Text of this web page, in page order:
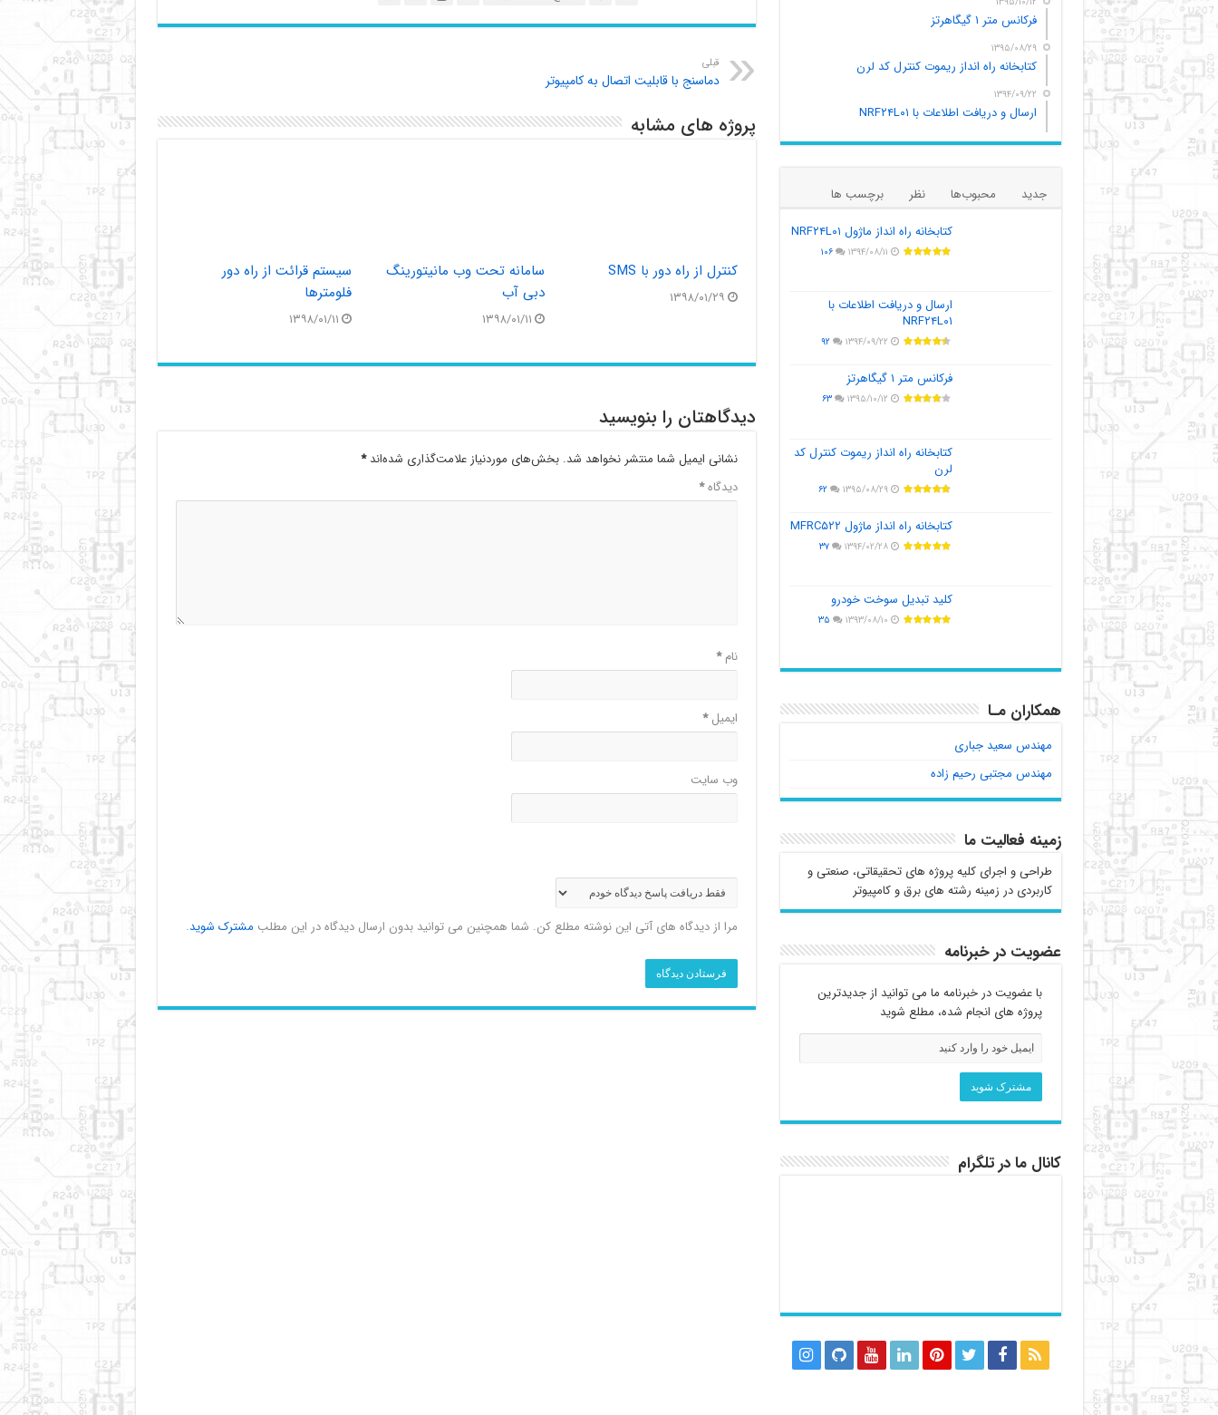
قبلی
دماسنج با قابلیت اتصال به کامپیوتر
پروژه های مشابه
کنترل از راه دور با SMS
۱۳۹۸/۰۱/۲۹
سامانه تحت وب مانیتورینگ
دبی آب
۱۳۹۸/۰۱/۱۱
سیستم قرائت از راه دور
فلومترها
۱۳۹۸/۰۱/۱۱
دیدگاهتان را بنویسید
نشانی ایمیل شما منتشر نخواهد شد. بخش‌های موردنیاز علامت‌گذاری شده‌اند*
دیدگاه*
نام*
ایمیل*
وب‌ سایت
مرا از دیدگاه های آتی این نوشته مطلع کن. شما همچنین می توانید بدون ارسال دیدگاه در این مطلب مشترک شوید.
فرکانس متر ۱ گیگاهرتز
۱۳۹۵/۰۸/۲۹
کتابخانه راه انداز ریموت کنترل کد لرن
۱۳۹۴/۰۹/۲۲
ارسال و دریافت اطلاعات با NRF۲۴L۰۱
جدید محبوب‌ها نظر
برچسب ها
کتابخانه راه انداز ماژول NRF۲۴L۰۱
۱۳۹۴/۰۸/۱۱ ۱۰۶
ارسال و دریافت اطلاعات با
NRF۲۴L۰۱
۱۳۹۴/۰۹/۲۲ ۹۲
فرکانس متر ۱ گیگاهرتز
۱۳۹۵/۱۰/۱۲ ۶۳
کتابخانه راه انداز ریموت کنترل کد
لرن
۱۳۹۵/۰۸/۲۹ ۶۲
کتابخانه راه انداز ماژول MFRC۵۲۲
۱۳۹۴/۰۲/۲۸ ۳۷
کلید تبدیل سوخت خودرو
۱۳۹۳/۰۸/۱۰ ۳۵
همکاران مـا
مهندس سعید جباری
مهندس مجتبی رحیم زاده
زمینه فعالیت ما
طراحی و اجرای کلیه پروژه های تحقیقاتی، صنعتی و
کاربردی در زمینه رشته های برق و کامپیوتر
عضویت در خبرنامه
با عضویت در خبرنامه ما می توانید از جدیدترین
پروژه های انجام شده، مطلع شوید
کانال ما در تلگرام